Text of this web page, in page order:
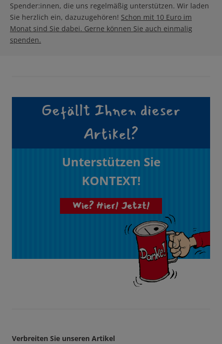
Spender:innen, die uns regelmäßig unterstützen. Wir laden
Sie herzlich ein, dazuzugehören! Schon mit 10 Euro im
Monat sind Sie dabei. Gerne können Sie auch einmalig
spenden.
Gefällt Ihnen dieser
Artikel?
Unterstützen Sie
KONTEXT!
Wie? Hier! Jetzt!
Verbreiten Sie unseren Artikel